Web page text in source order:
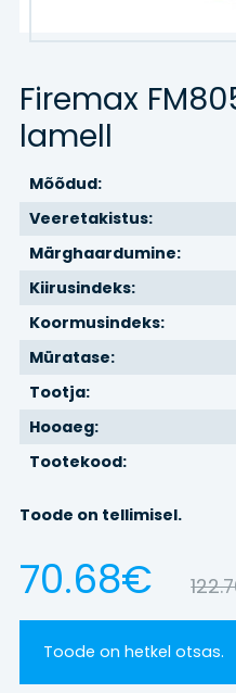
Firemax
lamell
Mõõdud:
Veeretakistus:
Märghaardumine:
Kiirusindeks:
Koormusindeks:
Müratase:
Tootja:
Hooaeg:
Tootekood:
Toode on tellimisel.
70.68€
Toode on hetkel otsas.